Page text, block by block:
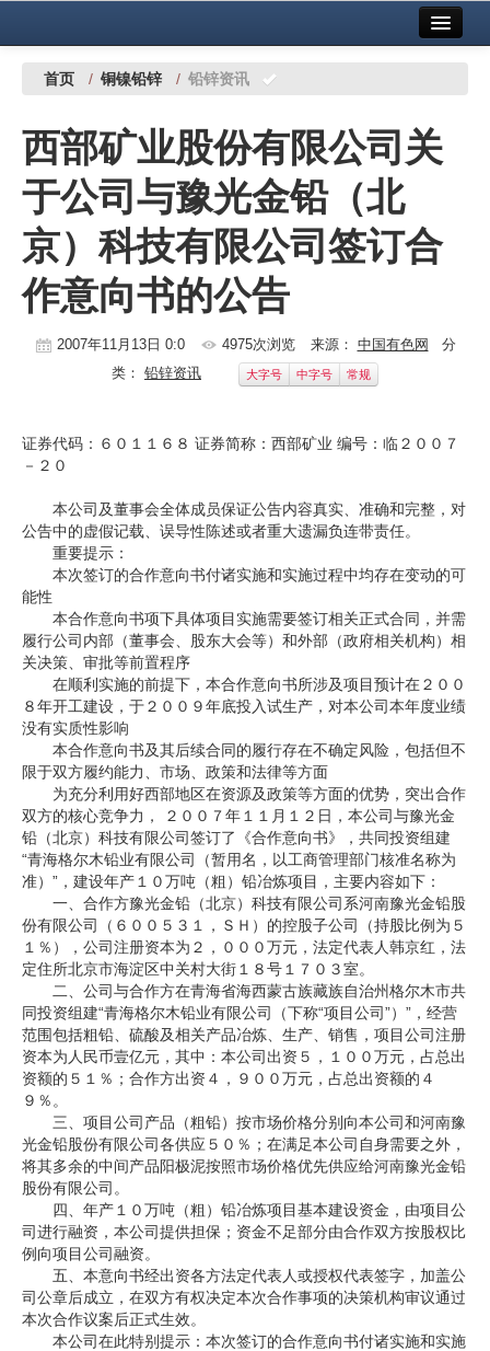
中国有色金属报社主办 广告服务
铜镍铅锌
铝
稀有稀土
有色市场
科技
党建工作
企业文化
《资源再生》杂志
行情报价
数字报
首页 / 铜镍铅锌 / 铅锌资讯
西部矿业股份有限公司关
于公司与豫光金铅（北
京）科技有限公司签订合
作意向书的公告
2007年11月13日 0:0 4975次浏览 来源： 中国有色网 分
类： 铅锌资讯 大字号 中字号 常规
证券代码：６０１１６８ 证券简称：西部矿业 编号：临２００７
－２０
本公司及董事会全体成员保证公告内容真实、准确和完整，对
公告中的虚假记载、误导性陈述或者重大遗漏负连带责任。
重要提示：
本次签订的合作意向书付诸实施和实施过程中均存在变动的可
能性
本合作意向书项下具体项目实施需要签订相关正式合同，并需
履行公司内部（董事会、股东大会等）和外部（政府相关机构）相
关决策、审批等前置程序
在顺利实施的前提下，本合作意向书所涉及项目预计在２００
８年开工建设，于２００９年底投入试生产，对本公司本年度业绩
没有实质性影响
本合作意向书及其后续合同的履行存在不确定风险，包括但不
限于双方履约能力、市场、政策和法律等方面
为充分利用好西部地区在资源及政策等方面的优势，突出合作
双方的核心竞争力， ２００７年１１月１２日，本公司与豫光金
铅（北京）科技有限公司签订了《合作意向书》，共同投资组建
“青海格尔木铅业有限公司（暂用名，以工商管理部门核准名称为
准）”，建设年产１０万吨（粗）铅冶炼项目，主要内容如下：
一、合作方豫光金铅（北京）科技有限公司系河南豫光金铅股
份有限公司（６００５３１，ＳＨ）的控股子公司（持股比例为５
１％），公司注册资本为２，０００万元，法定代表人韩京红，法
定住所北京市海淀区中关村大街１８号１７０３室。
二、公司与合作方在青海省海西蒙古族藏族自治州格尔木市共
同投资组建“青海格尔木铅业有限公司（下称“项目公司”）”，经营
范围包括粗铅、硫酸及相关产品冶炼、生产、销售，项目公司注册
资本为人民币壹亿元，其中：本公司出资５，１００万元，占总出
资额的５１％；合作方出资４，９００万元，占总出资额的４
９％。
三、项目公司产品（粗铅）按市场价格分别向本公司和河南豫
光金铅股份有限公司各供应５０％；在满足本公司自身需要之外，
将其多余的中间产品阳极泥按照市场价格优先供应给河南豫光金铅
股份有限公司。
四、年产１０万吨（粗）铅冶炼项目基本建设资金，由项目公
司进行融资，本公司提供担保；资金不足部分由合作双方按股权比
例向项目公司融资。
五、本意向书经出资各方法定代表人或授权代表签字，加盖公
司公章后成立，在双方有权决定本次合作事项的决策机构审议通过
本次合作议案后正式生效。
本公司在此特别提示：本次签订的合作意向书付诸实施和实施